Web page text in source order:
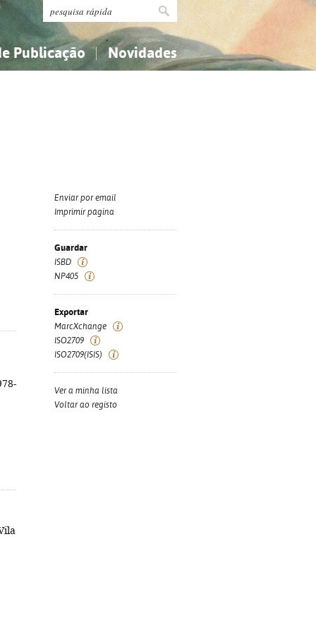
Publicação Novidades
Enviar por email
Imprimir página
Guardar
ISBD
NP405
Exportar
MarcXchange
ISO2709
ISO2709(ISIS)
Ver a minha lista
Voltar ao registo